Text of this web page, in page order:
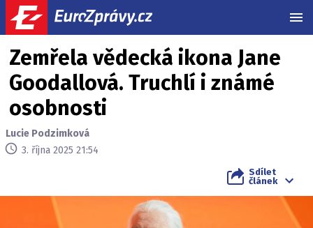
Zemřela vědecká ikona Jane
Goodallová. Truchlí i známé
osobnosti
Lucie Podzimková
3. října 2025 21:54
Sdílet
článek